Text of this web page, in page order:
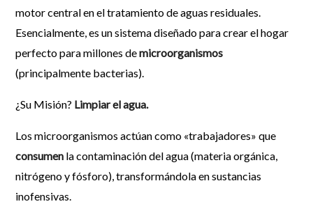
motor central en el tratamiento de aguas residuales.
Esencialmente, es un sistema diseñado para crear el hogar
perfecto para millones demicroorganismos
(principalmente bacterias).
¿Su Misión? Limpiar el agua.
Los microorganismos actúan como «trabajadores» que
consumen la contaminación del agua (materia orgánica,
nitrógeno y fósforo), transformándola en sustancias
inofensivas.